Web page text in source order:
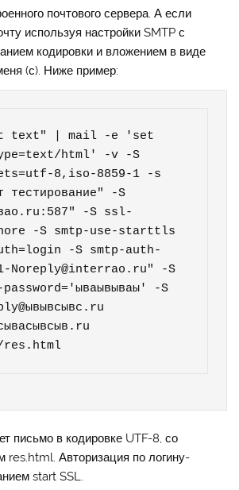
почтового сервера. А если
используя настройки SMTP с
кодировки и вложением в виде
(с). Ниже пример:
text" | mail -e 'set
html' -v -S
8,iso-8859-1 -s
тестирование" -S
-S ssl-
-S smtp-use-starttls
-S smtp-auth-
Noreply@interrao.ru" -S
-S
письмо в кодировке UTF-8, со
Авторизация по логину-
start SSL.